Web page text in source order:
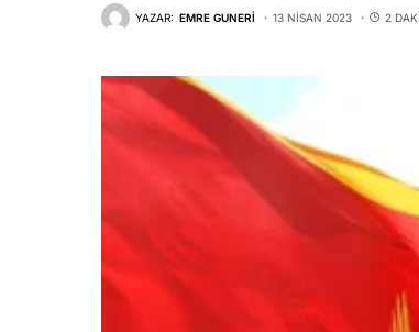
YAZAR: EMRE GUNERI 13 NISAN 2023 2